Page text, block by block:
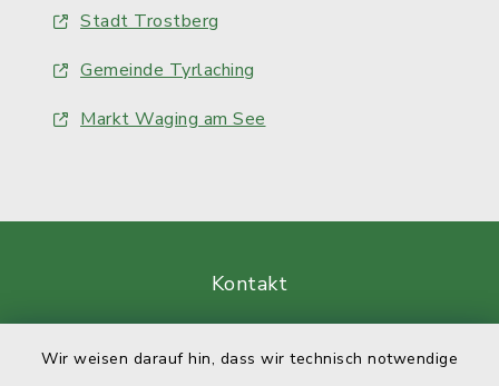
Wir weisen darauf hin, dass wir technisch notwendige
Stadt Trostberg
Gemeinde Tyrlaching
Markt Waging am See
Kontakt